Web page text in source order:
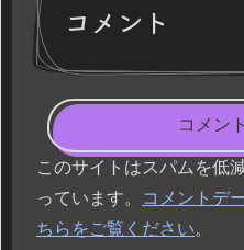
コメント
コメン
このサイトはスパムを低
っています。
コメントデ
ちらをご覧ください。